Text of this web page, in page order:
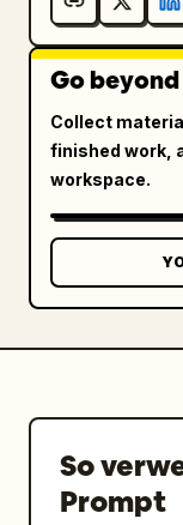
Go
Collect
finished work,
workspace.
So
Prompt